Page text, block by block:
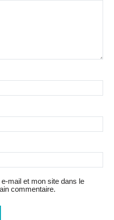
mail et mon site dans le
commentaire.